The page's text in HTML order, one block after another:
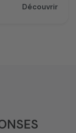
Découvrir